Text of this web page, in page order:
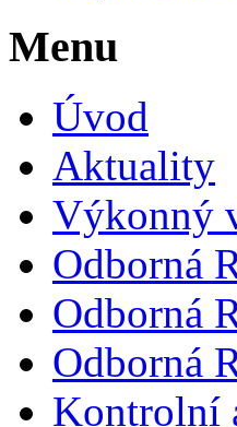
Menu
Úvod
Aktuality
Výkonný
Odborná
Odborná
Odborná
Kontrolní